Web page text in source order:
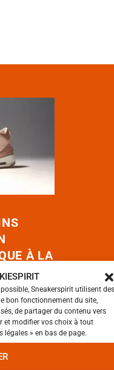
Sneakerspirit utilisent des
bon fonctionnement du site,
de partager du contenu vers
et modifier vos choix à tout
» en bas de page.
À LA
SUIVANT
CARTONNER
CORE